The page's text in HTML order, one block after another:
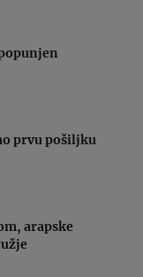
prvu pošiljku
arapske